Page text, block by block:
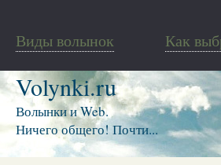
Виды волынок Как
Volynki.ru
Волынки и Web.
Ничего общего! Почти...